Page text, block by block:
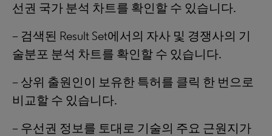
선권 국가 분석 차트를 확인할 수 있습니다.
– 검색된 Result Set에서의 자사 및 경쟁사의 기
술분포 분석 차트를 확인할 수 있습니다.
– 상위 출원인이 보유한 특허를 클릭 한 번으로
비교할 수 있습니다.
– 우선권 정보를 토대로 기술의 주요 근원지가